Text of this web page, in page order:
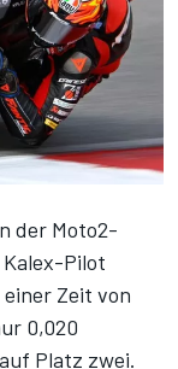
der Moto2-
Kalex-Pilot
Zeit von
0,020
Platz zwei.